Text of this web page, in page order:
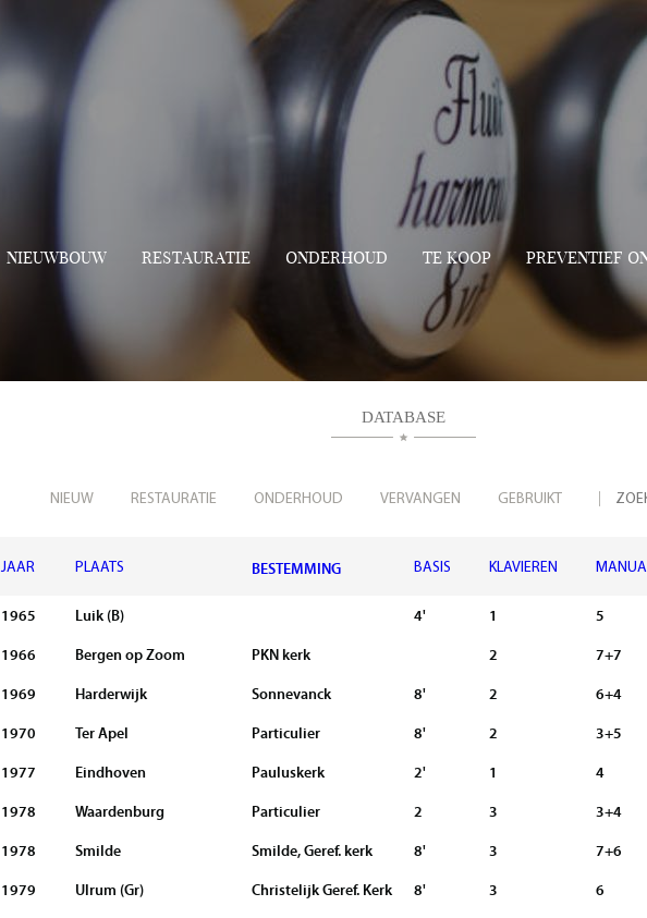
NIEUWBOUW RESTAURATIE ONDERHOUD TE KOOP PREVENTIEF
DATABASE
NIEUW RESTAURATIE ONDERHOUD VERVANGEN GEBRUIKT
JAAR PLAATS BESTEMMING BASIS KLAVIEREN
1965 Luik (B) 4' 1 5
1966
Bergen op Zoom PKN kerk 2 7+7
1969 Harderwijk Sonnevanck 8' 2 6+4
1970 Ter Apel Particulier 8' 2 3+5
1977
Eindhoven Pauluskerk 2' 1
4
1978 Waardenburg Particulier 2 3 3+4
1978 Smilde Smilde, Geref. kerk 8' 3 7+6
1979
Ulrum (Gr) Christelijk Geref. Kerk 8' 3 6